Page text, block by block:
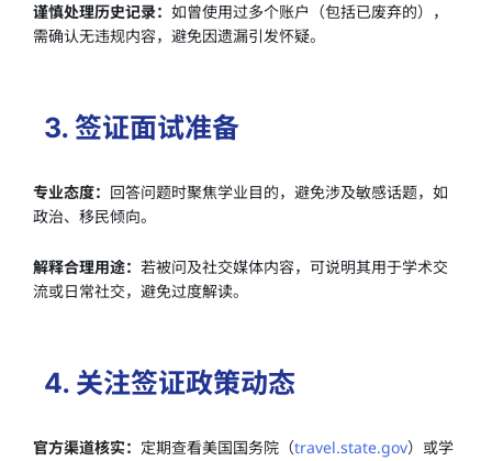
谨慎处理历史记录： 如曾使用过多个账户（包括已废弃的），
需确认无违规内容，避免因遗漏引发怀疑。
3. 签证面试准备
专业态度： 回答问题时聚焦学业目的，避免涉及敏感话题，如
政治、移民倾向。
解释合理用途： 若被问及社交媒体内容，可说明其用于学术交
流或日常社交，避免过度解读。
4. 关注签证政策动态
官方渠道核实： 定期查看美国国务院（travel.state.gov）或学